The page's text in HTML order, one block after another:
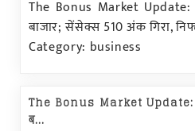
The Bonus Market
बाजार; सेंसेक्स 510 अंक गिरा,
Category: business
The Bonus Market Update:
ब...